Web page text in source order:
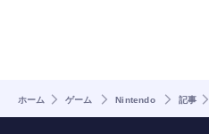
ホーム ゲーム Nintendo 記事